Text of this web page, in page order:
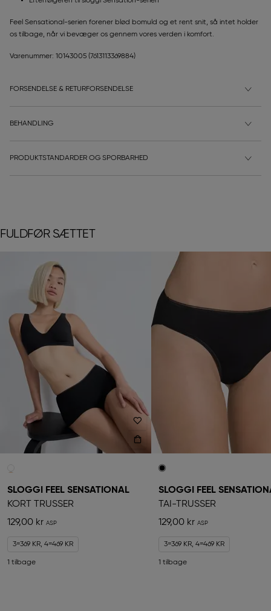
Feel Sensational-serien forener blød bomuld og et rent snit, så intet holder
os tilbage, når vi bevæger os gennem vores verden i komfort.
Varenummer: 10143005 (7613113369884)
FORSENDELSE & RETURFORSENDELSE
BEHANDLING
PRODUKTSTANDARDER OG SPORBARHED
FULDFØR SÆTTET
SLOGGI FEEL SENSATIONAL
KORT TRUSSER
129,00 kr
3=369 KR, 4=469 KR
1 tilbage
SLOGGI FEEL
TAI-TRUSSER
129,00 kr
3=369 KR, 4=469 KR
1 tilbage